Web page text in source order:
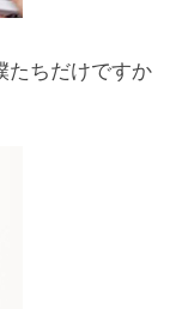
たちだけですか